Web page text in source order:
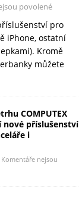
povolené
pro
iPhone, ostatní
Kromě
můžete
COMPUTEX
nové příslušenství
i
Komentáře nejsou